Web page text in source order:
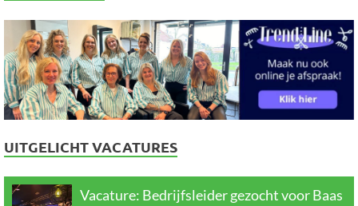
UITGELICHT VACATURES
Vacature: Bedrijfsleider gezocht voor Baas